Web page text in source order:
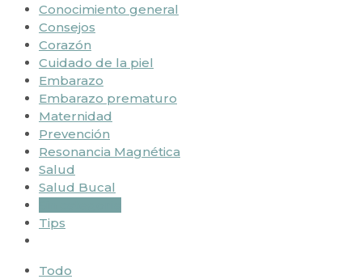
Conocimiento general
Consejos
Corazón
Cuidado de la piel
Embarazo
Embarazo prematuro
Maternidad
Prevención
Resonancia Magnética
Salud
Salud Bucal
Tips
Todo